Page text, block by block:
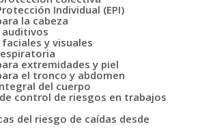
Individual (EPI)
la cabeza
y visuales
extremidades y piel
el tronco y abdomen
del cuerpo
control de riesgos en trabajos
del riesgo de caídas desde